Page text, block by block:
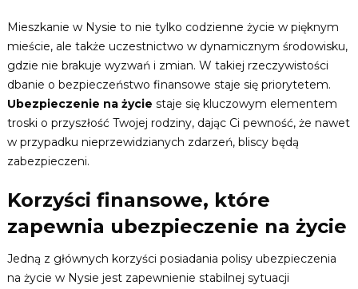
Mieszkanie w Nysie to nie tylko codzienne życie w pięknym
mieście, ale także uczestnictwo w dynamicznym środowisku,
gdzie nie brakuje wyzwań i zmian. W takiej rzeczywistości
dbanie o bezpieczeństwo finansowe staje się priorytetem.
Ubezpieczenie na życie staje się kluczowym elementem
troski o przyszłość Twojej rodziny, dając Ci pewność, że nawet
w przypadku nieprzewidzianych zdarzeń, bliscy będą
zabezpieczeni.
Korzyści finansowe, które
zapewnia ubezpieczenie na życie
Jedną z głównych korzyści posiadania polisy ubezpieczenia
na życie w Nysie jest zapewnienie stabilnej sytuacji